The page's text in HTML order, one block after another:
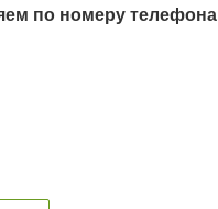
по номеру телефона